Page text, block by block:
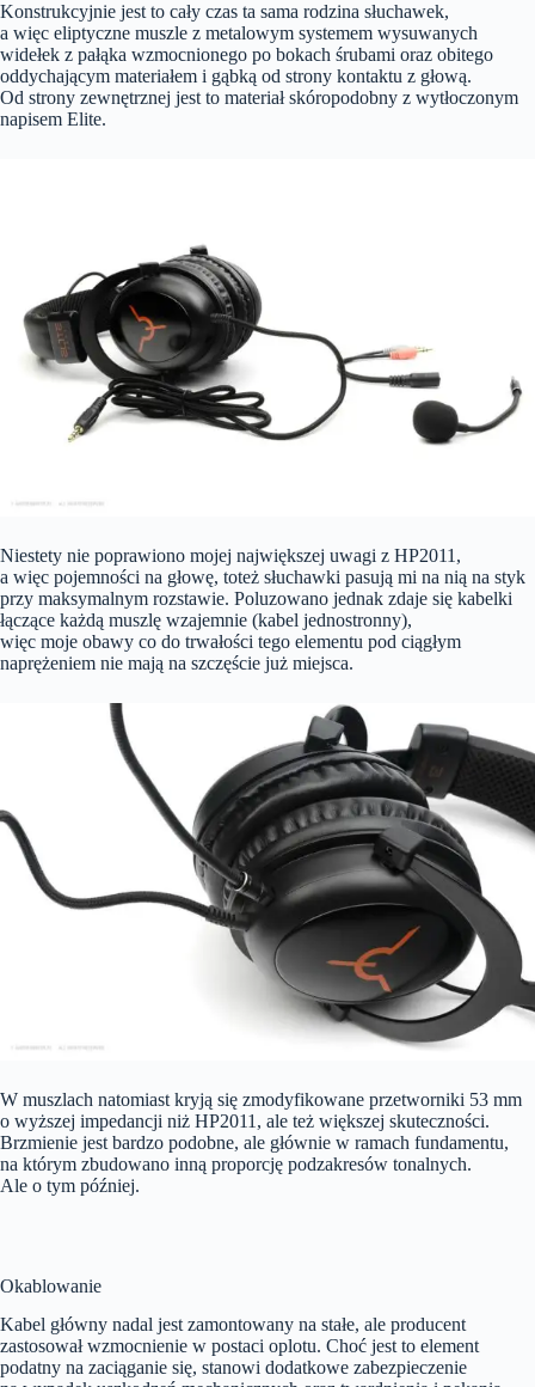
Konstrukcyjnie jest to cały czas ta sama rodzina słuchawek,
a więc eliptyczne muszle z metalowym systemem wysuwanych
widełek z pałąka wzmocnionego po bokach śrubami oraz obitego
oddychającym materiałem i gąbką od strony kontaktu z głową.
Od strony zewnętrznej jest to materiał skóropodobny z wytłoczonym
napisem Elite.
Niestety nie poprawiono mojej największej uwagi z HP2011,
a więc pojemności na głowę, toteż słuchawki pasują mi na nią na styk
przy maksymalnym rozstawie. Poluzowano jednak zdaje się kabelki
łączące każdą muszlę wzajemnie (kabel jednostronny),
więc moje obawy co do trwałości tego elementu pod ciągłym
naprężeniem nie mają na szczęście już miejsca.
W muszlach natomiast kryją się zmodyfikowane przetworniki 53 mm
o wyższej impedancji niż HP2011, ale też większej skuteczności.
Brzmienie jest bardzo podobne, ale głównie w ramach fundamentu,
na którym zbudowano inną proporcję podzakresów tonalnych.
Ale o tym później.
Okablowanie
Kabel główny nadal jest zamontowany na stałe, ale producent
zastosował wzmocnienie w postaci oplotu. Choć jest to element
podatny na zaciąganie się, stanowi dodatkowe zabezpieczenie